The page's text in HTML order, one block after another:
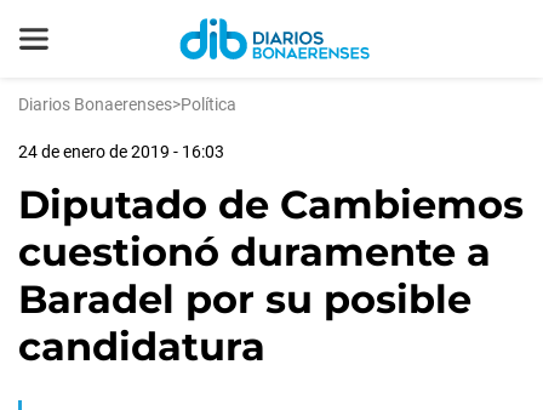
Diarios Bonaerenses>Política
24 de enero de 2019 - 16:03
Diputado de Cambiemos
cuestionó duramente a
Baradel por su posible
candidatura